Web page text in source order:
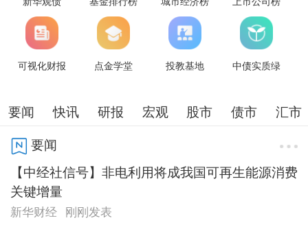
可视化财报 点金学堂 投教基地 中债实质绿
要闻 快讯 研报 宏观 股市 债市 汇市
要闻
【中经社信号】非电利用将成我国可再生能源消费
关键增量
新华财经 刚刚发表